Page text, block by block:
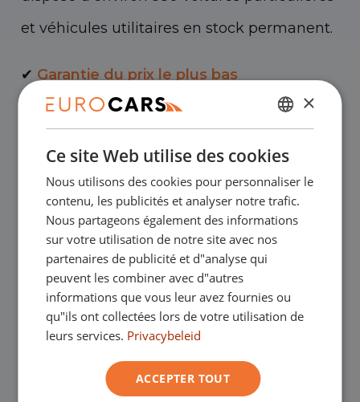
et véhicules utilitaires en stock permanent.
✔ Garantie du prix le plus bas
remboursement
Crédit-bail – Acceptation en douceur
Livraison à domicile gratuite avec achat
en ligne
Nos showrooms
Vous êtes les bienvenus dans l'un de nos
NÉERLANDAIS
ENGLISH
GERMAN
×
Ce site Web utilise des cookies
Nous utilisons des cookies pour personnaliser le
contenu, les publicités et analyser notre trafic.
Nous partageons également des informations
sur votre utilisation de notre site avec nos
partenaires de publicité et d"analyse qui
peuvent les combiner avec d"autres
informations que vous leur avez fournies ou
qu"ils ont collectées lors de votre utilisation de
leurs services. Privacybeleid
ACCEPTER TOUT